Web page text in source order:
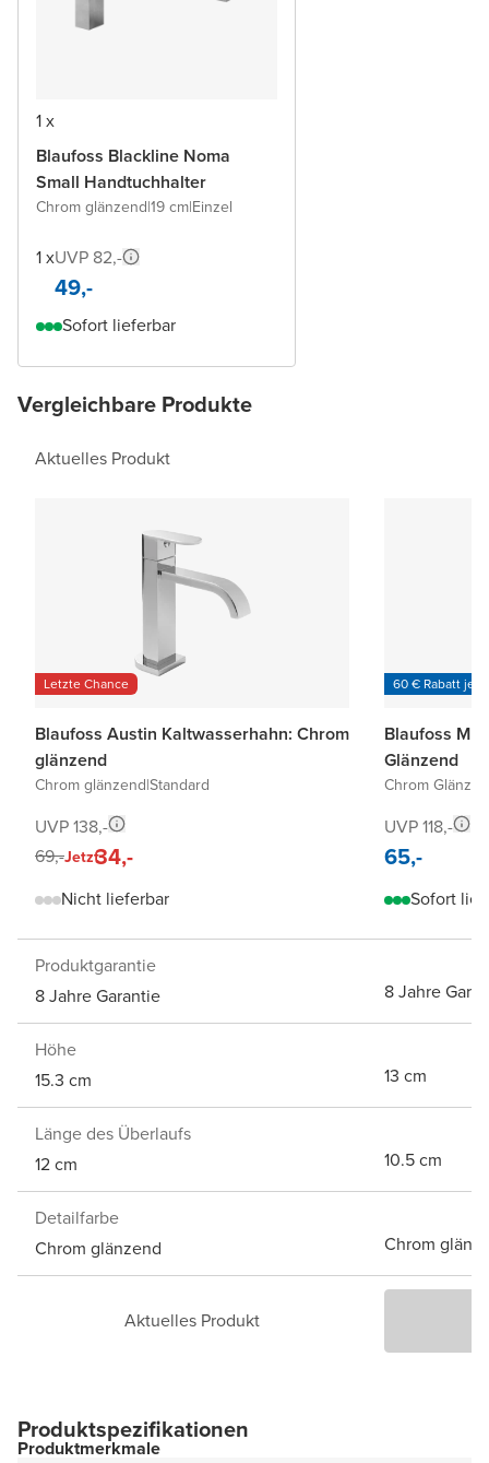
1 x
Blaufoss Blackline Noma
Small Handtuchhalter
Chrom glänzend|19 cm|Einzel
1 xUVP 82,-
49,-
Sofort lieferbar
Vergleichbare Produkte
Aktuelles Produkt
Letzte Chance
Blaufoss Austin Kaltwasserhahn: Chrom
glänzend
Chrom glänzend|Standard
UVP 138,-
69,-Jetzt34,-
Nicht lieferbar
60 € Rabatt je
Blaufoss
Glänzend
Chrom
UVP 118,-
65,-
Sofort
Produktgarantie
8 Jahre Garantie
8 Jahre
Höhe
15.3 cm
13 cm
Länge des Überlaufs
12 cm
10.5 cm
Detailfarbe
Chrom glänzend
Chrom
Aktuelles Produkt
Produktspezifikationen
Produktmerkmale